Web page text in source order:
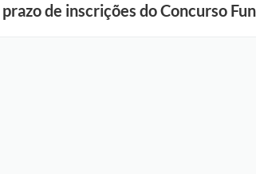
de inscrições do Concurso